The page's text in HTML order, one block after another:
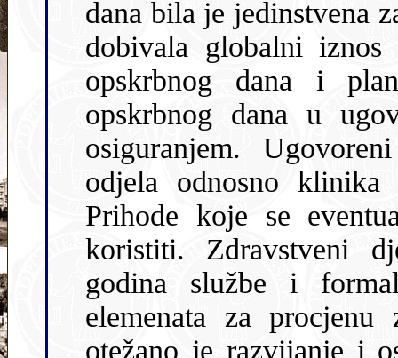
dana bila je jedinstvena za sve odjele jedne bolnice. Bolnica je
dobivala globalni iznos na temelju prosječne
opskrbnog dana i
opskrbnog dana u
osiguranjem. Ugovoreni sadržaj rada pojedinih bolničkih
odjela odnosno klinika više je bio
Prihode koje se
koristiti. Zdravstveni
godina službe i formalne školske kvalifikacije, a nema
elemenata za procjenu zalaganja
otežano je razvijanje i